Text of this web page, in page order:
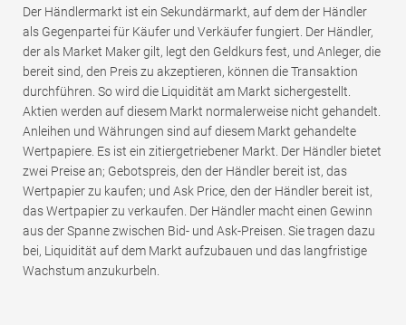
Der Händlermarkt ist ein Sekundärmarkt, auf dem der Händler
als Gegenpartei für Käufer und Verkäufer fungiert. Der Händler,
der als Market Maker gilt, legt den Geldkurs fest, und Anleger, die
bereit sind, den Preis zu akzeptieren, können die Transaktion
durchführen. So wird die Liquidität am Markt sichergestellt.
Aktien werden auf diesem Markt normalerweise nicht gehandelt.
Anleihen und Währungen sind auf diesem Markt gehandelte
Wertpapiere. Es ist ein zitiergetriebener Markt. Der Händler bietet
zwei Preise an; Gebotspreis, den der Händler bereit ist, das
Wertpapier zu kaufen; und Ask Price, den der Händler bereit ist,
das Wertpapier zu verkaufen. Der Händler macht einen Gewinn
aus der Spanne zwischen Bid- und Ask-Preisen. Sie tragen dazu
bei, Liquidität auf dem Markt aufzubauen und das langfristige
Wachstum anzukurbeln.